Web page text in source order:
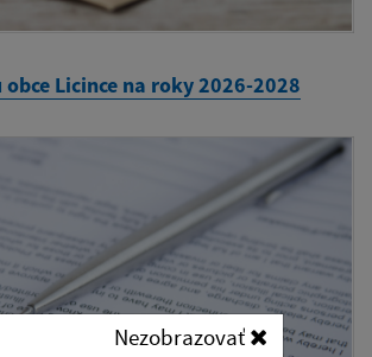
Nezobrazovať
Licince na roky 2026-2028